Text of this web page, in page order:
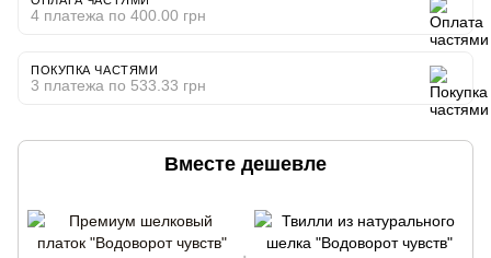
4 платежа по 400.00 грн
ПОКУПКА ЧАСТЯМИ
3 платежа по 533.33 грн
Вместе дешевле